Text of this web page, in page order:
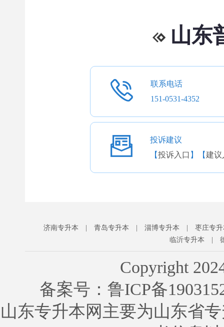
山东
联系电话
151-0531-4352
投诉建议
【投诉入口 】【建议
济南专升本 青岛专升本 淄博专升本
枣庄专升
临沂专升本
Copyright
备案号：鲁ICP备
山东专升本网主要为山东省